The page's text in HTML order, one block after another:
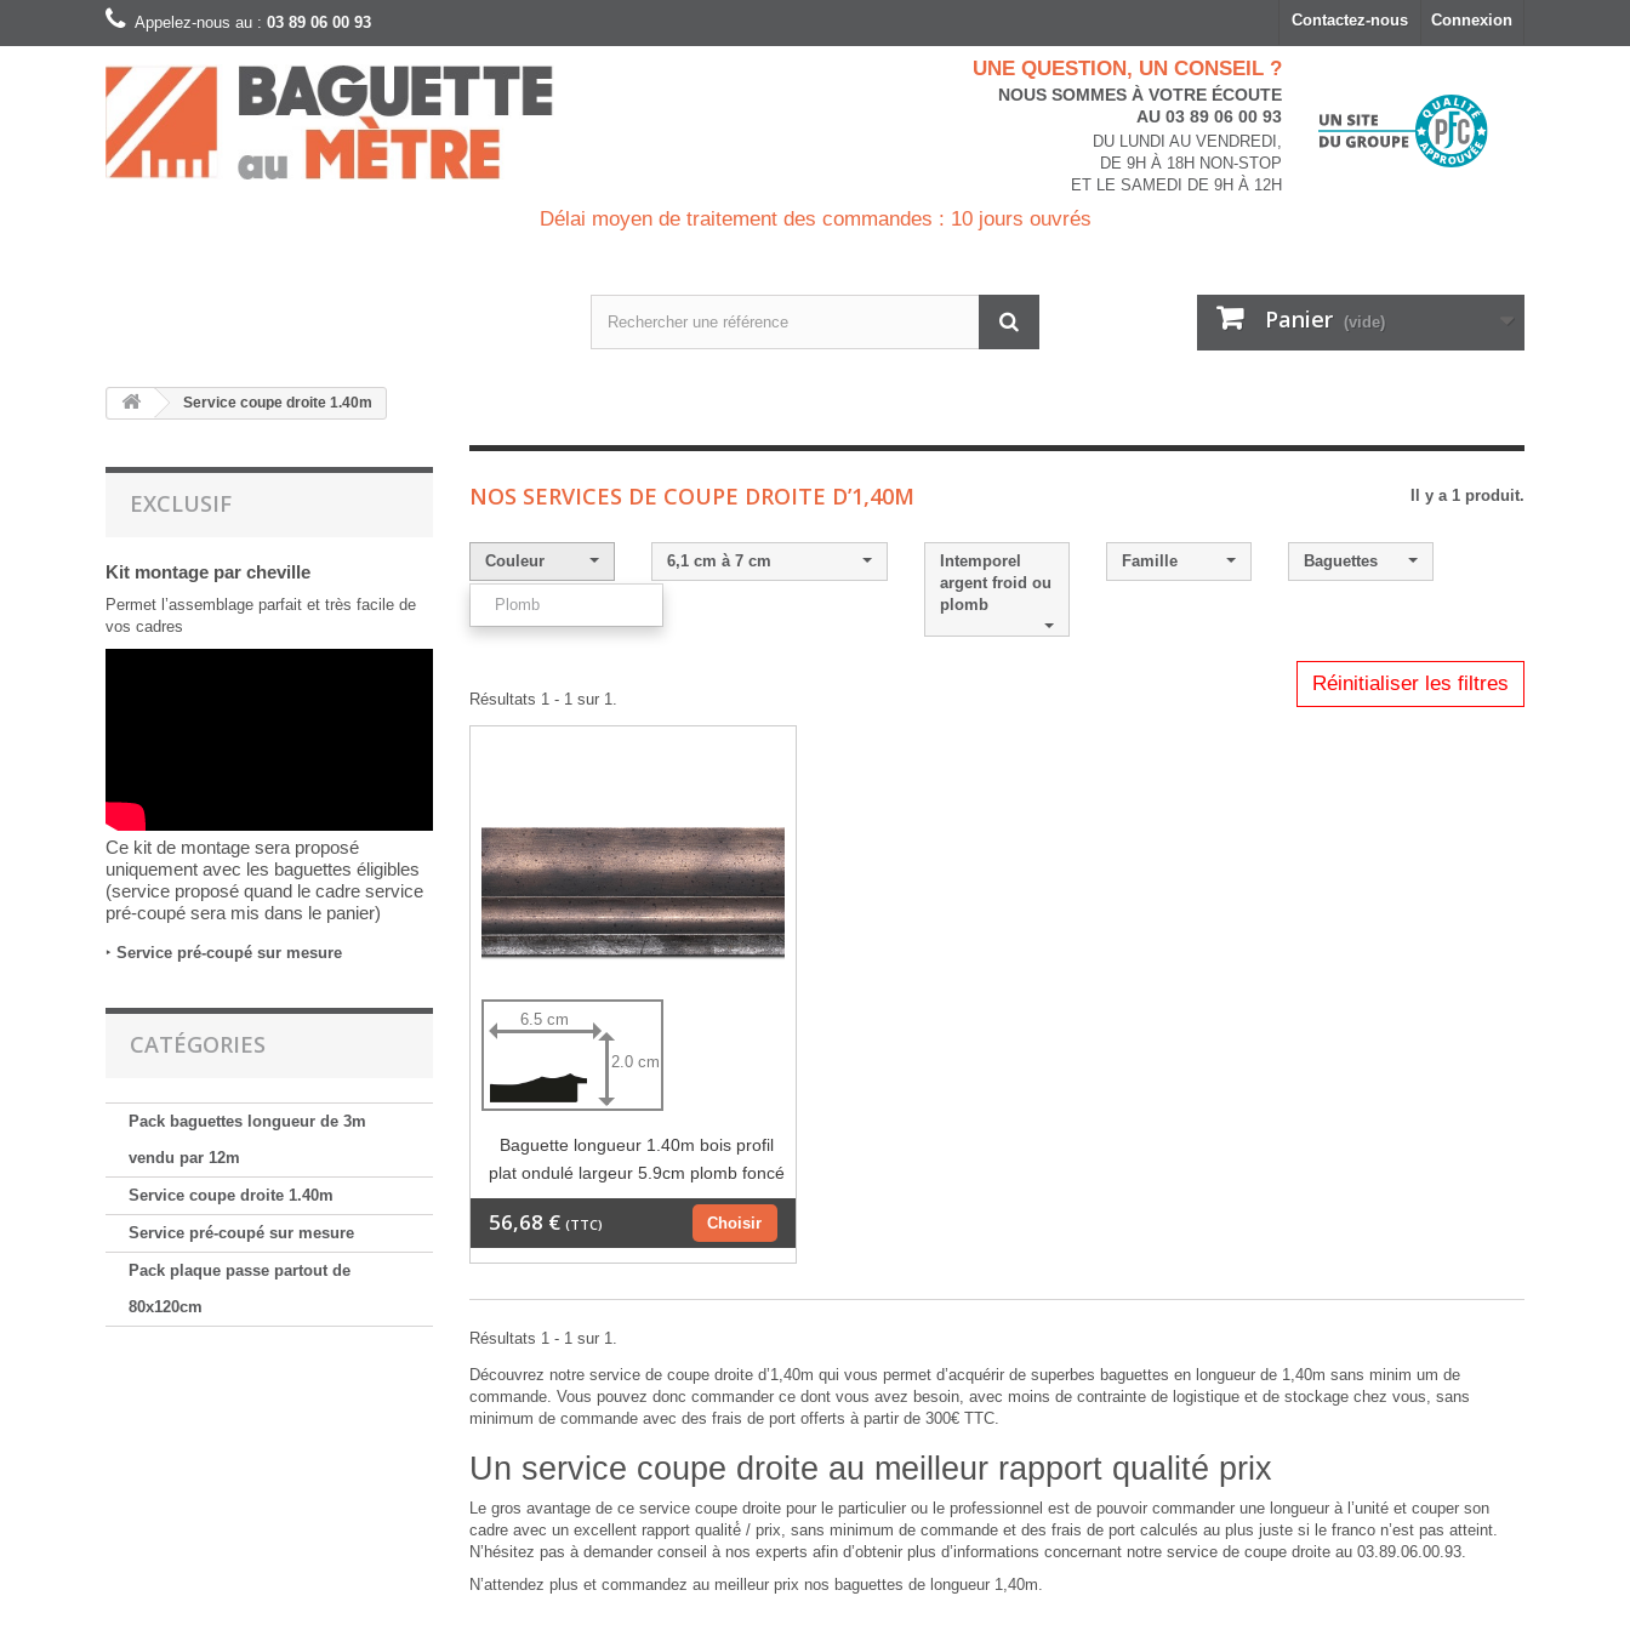
Connexion
Contactez-nous
Appelez-nous au : 03 89 06 00 93
UNE QUESTION, UN CONSEIL ?
NOUS SOMMES À VOTRE ÉCOUTE
AU 03 89 06 00 93
DU LUNDI AU VENDREDI,
DE 9H À 18H NON-STOP
ET LE SAMEDI DE 9H À 12H
Délai moyen de traitement des commandes : 10 jours ouvrés
Panier (vide)
Service coupe droite 1.40m
EXCLUSIF
Kit montage par cheville
Permet l’assemblage parfait et très facile de
vos cadres
Ce kit de montage sera proposé
uniquement avec les baguettes éligibles
(service proposé quand le cadre service
pré-coupé sera mis dans le panier)
‣ Service pré-coupé sur mesure
CATÉGORIES
Pack baguettes longueur de 3m
vendu par 12m
Service coupe droite 1.40m
Service pré-coupé sur mesure
Pack plaque passe partout de
80x120cm
NOS SERVICES DE COUPE DROITE D’1,40M Il y a 1 produit.
Couleur
Plomb
6,1 cm à 7 cm
Intemporel
argent froid ou
plomb
Famille Baguettes
Réinitialiser les filtres
Résultats 1 - 1 sur 1.
6.5 cm
2.0 cm
Baguette longueur 1.40m bois profil
plat ondulé largeur 5.9cm plomb foncé
Choisir
56,68 € (TTC)
Résultats 1 - 1 sur 1.
Découvrez notre service de coupe droite d’1,40m qui vous permet d’acquérir de superbes baguettes en longueur de 1,40m sans minim um de
commande. Vous pouvez donc commander ce dont vous avez besoin, avec moins de contrainte de logistique et de stockage chez vous, sans
minimum de commande avec des frais de port offerts à partir de 300€ TTC.
Un service coupe droite au meilleur rapport qualité prix
Le gros avantage de ce service coupe droite pour le particulier ou le professionnel est de pouvoir commander une longueur à l’unité et couper son
cadre avec un excellent rapport qualité́ / prix, sans minimum de commande et des frais de port calculés au plus juste si le franco n’est pas atteint.
N’hésitez pas à demander conseil à nos experts afin d’obtenir plus d’informations concernant notre service de coupe droite au 03.89.06.00.93.
N’attendez plus et commandez au meilleur prix nos baguettes de longueur 1,40m.